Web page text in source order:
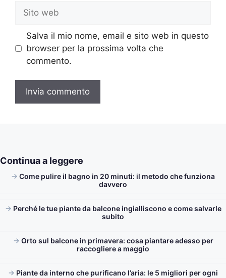
web
Salva il mio nome, email e sito web in questo
browser per la prossima volta che
commento.
Continua a leggere
Come pulire il bagno in 20 minuti: il metodo che funziona
davvero
Perché le tue piante da balcone ingialliscono e come salvarle
subito
Orto sul balcone in primavera: cosa piantare adesso per
raccogliere a maggio
Piante da interno che purificano l’aria: le 5 migliori per ogni